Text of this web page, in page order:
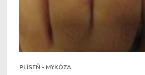
PLÍSEŇ - MYKÓZA